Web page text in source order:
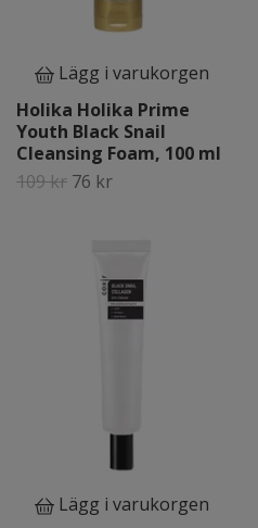
Lägg i varukorgen
Holika Holika Prime
Youth Black Snail
Cleansing Foam, 100 ml
109 kr 76 kr
Lägg i varukorgen